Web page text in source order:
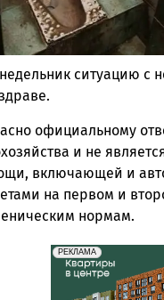
ситуацию с
официальному
и не
включающей и
на первом и
нормам.
erid: 2SDnjdeSPnB
РЕКЛАМА
Реклама